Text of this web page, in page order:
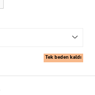
Tek beden kaldı